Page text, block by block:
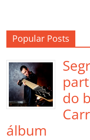
Popular Posts
do
álbum